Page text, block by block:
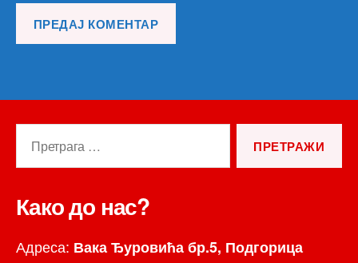
Како до нас?
Адреса: Вака Ђуровића бр.5, Подгорица